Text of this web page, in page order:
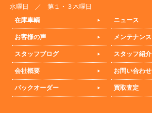
水曜日 ／ 第１・３木曜日
在庫車輌
ニュース
お客様の声 メンテナンス
スタッフブログ スタッフ紹介
会社概要 お問い合わせ
バックオーダー 買取査定